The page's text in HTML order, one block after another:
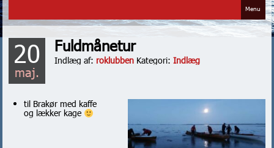
Menu
20
maj.
Fuldmånetur
Indlæg af: roklubben Kategori:Indlæg
til Brakør med kaffe
og lækker kage